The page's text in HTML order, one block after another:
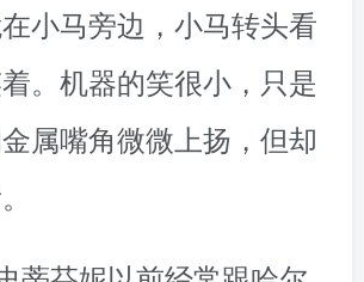
小马旁边，小马转头看
。机器的笑很小，只是
属嘴角微微上扬，但却